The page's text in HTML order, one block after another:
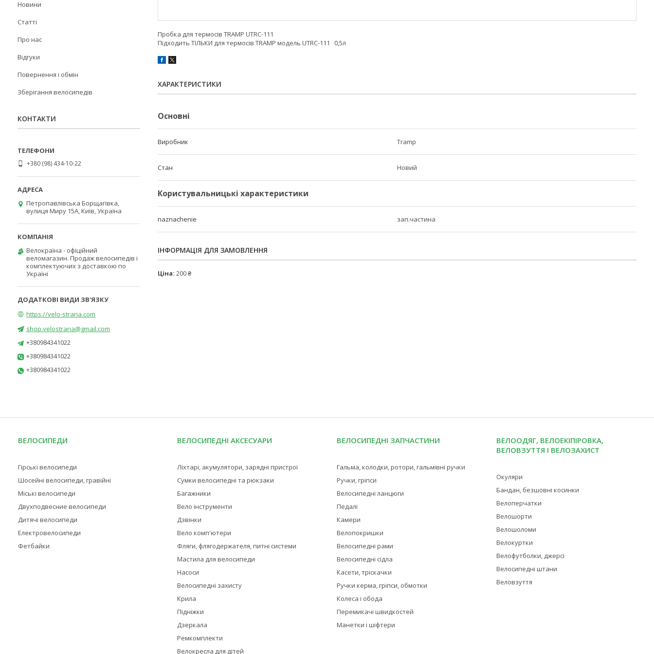
Пробка для термосів TRAMP UTRC-111
Підходить ТІЛЬКИ для термосів TRAMP модель UTRC-111 0,5л
ХАРАКТЕРИСТИКИ
Основні
Виробник Tramp
Стан Новий
Користувальницькі характеристики
naznachenie зап.частина
ІНФОРМАЦІЯ ДЛЯ ЗАМОВЛЕННЯ
Ціна: 200 ₴
Новини
Статті
Про нас
Відгуки
Повернення і обмін
Зберігання велосипедів
КОНТАКТИ
+380 (98) 434-10-22
Петропавлівська Борщагівка,
вулиця Миру 15А, Київ, Україна
Велокраїна - офіційний
веломагазин. Продаж велосипедів і
комплектуючих з доставкою по
Україні
https://velo-strana.com
shop.velostrana@gmail.com
+380984341022
+380984341022
+380984341022
ВЕЛОСИПЕДИ
Гірські велосипеди
Шосейні велосипеди, гравійні
Міські велосипеди
Двухподвесние велосипеди
Дитячі велосипеди
Електровелосипеди
Фетбайки
ВЕЛОСИПЕДНІ АКСЕСУАРИ
Ліхтарі, акумулятори, зарядні пристрої
Сумки велосипедні та рюкзаки
Багажники
Вело інструменти
Дзвінки
Вело комп'ютери
Фляги, флягодержателя, питні системи
Мастила для велосипеди
Насоси
Велосипедні захисту
Крила
Підніжки
Дзеркала
Ремкомплекти
Велокресла для дітей
ВЕЛОСИПЕДНІ ЗАПЧАСТИНИ
Гальма, колодки, ротори, гальмівні ручки
Ручки, гріпси
Велосипедні ланцюги
Педалі
Камери
Велопокришки
Велосипедні рами
Велосипедні сідла
Касети, тріскачки
Ручки керма, гріпси, обмотки
Колеса і обода
Перемикачі швидкостей
Манетки і шіфтери
ВЕЛООДЯГ, ВЕЛОЕКІПІРОВКА,
ВЕЛОВЗУТТЯ І ВЕЛОЗАХИСТ
Окуляри
Бандан, безшовні косинки
Велоперчатки
Велошорти
Велошоломи
Велокуртки
Велофутболки, джерсі
Велосипедні штани
Веловзуття